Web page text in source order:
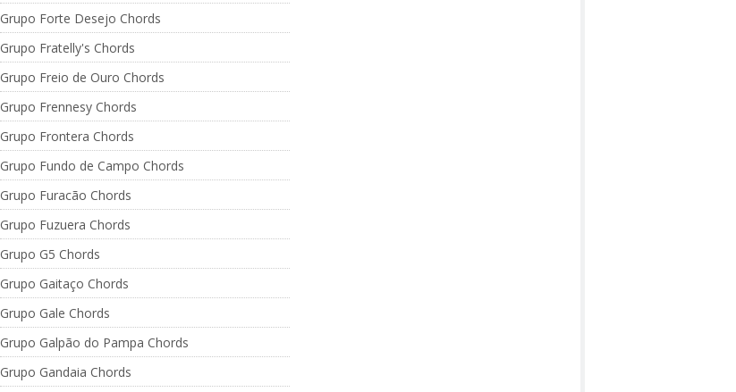
Grupo Forte Desejo Chords
Grupo Fratelly's Chords
Grupo Freio de Ouro Chords
Grupo Frennesy Chords
Grupo Frontera Chords
Grupo Fundo de Campo Chords
Grupo Furacão Chords
Grupo Fuzuera Chords
Grupo G5 Chords
Grupo Gaitaço Chords
Grupo Gale Chords
Grupo Galpão do Pampa Chords
Grupo Gandaia Chords